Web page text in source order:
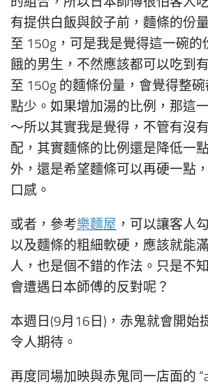
有提供白飯與餃子前，麵條的份
至 150g，可是我是覺得這一碗的
餓的男生，不然應該都可以吃到
至 150g 的麵條份量，會覺得整
點少。如果增加湯的比例，那這
～所以其實我是覺得，不管有沒
配，其實麵條的比例還是降低一
外，還是希望麵條可以再硬一點
口感。
或者，參考樂麵屋 ，可以讓客人
以及麵條的粗細軟硬，應該就能
人，也是個不錯的作法。只是不
會遭遇日本師傅的反對呢？
本週日(9月16日)，赤鬼就會開始
令人期待。
再度同場加映與赤鬼同一店面的